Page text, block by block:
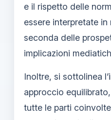
e il rispetto delle
essere interpretate
seconda delle
implicazioni
Inoltre, si sottolinea
approccio
tutte le parti